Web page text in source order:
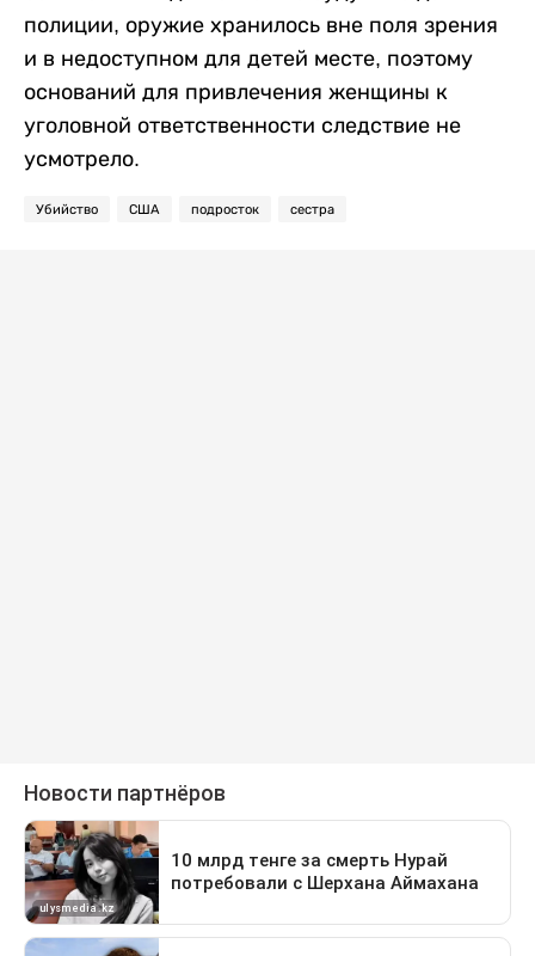
полиции, оружие хранилось вне поля зрения
и в недоступном для детей месте, поэтому
оснований для привлечения женщины к
уголовной ответственности следствие не
усмотрело.
Убийство США подросток сестра